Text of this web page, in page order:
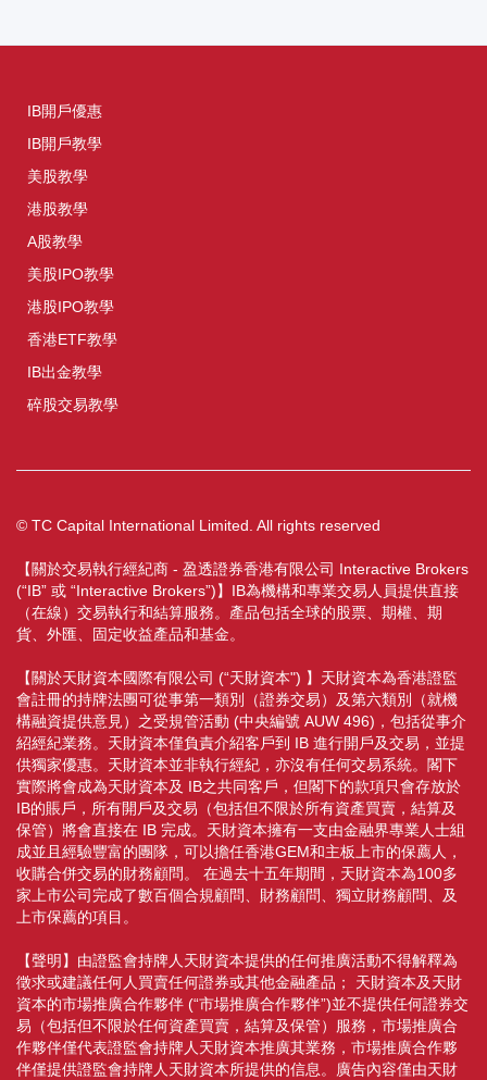
IB開戶優惠
IB開戶教學
美股教學
港股教學
A股教學
美股IPO教學
港股IPO教學
香港ETF教學
IB出金教學
碎股交易教學
© TC Capital International Limited. All rights reserved
【關於交易執行經紀商 - 盈透證券香港有限公司 Interactive Brokers
(“IB” 或 “Interactive Brokers”)】IB為機構和專業交易人員提供直接
（在線）交易執行和結算服務。產品包括全球的股票、期權、期
貨、外匯、固定收益產品和基金。
【關於天財資本國際有限公司 (“天財資本") 】天財資本為香港證監
會註冊的持牌法團可從事第一類別（證券交易）及第六類別（就機
構融資提供意見）之受規管活動 (中央編號 AUW 496)，包括從事介
紹經紀業務。天財資本僅負責介紹客戶到 IB 進行開戶及交易，並提
供獨家優惠。天財資本並非執行經紀，亦沒有任何交易系統。閣下
實際將會成為天財資本及 IB之共同客戶，但閣下的款項只會存放於
IB的賬戶，所有開戶及交易（包括但不限於所有資產買賣，結算及
保管）將會直接在 IB 完成。天財資本擁有一支由金融界專業人士組
成並且經驗豐富的團隊，可以擔任香港GEM和主板上市的保薦人，
收購合併交易的財務顧問。 在過去十五年期間，天財資本為100多
家上市公司完成了數百個合規顧問、財務顧問、獨立財務顧問、及
上市保薦的項目。
【聲明】由證監會持牌人天財資本提供的任何推廣活動不得解釋為
徵求或建議任何人買賣任何證券或其他金融產品； 天財資本及天財
資本的市場推廣合作夥伴 (“市場推廣合作夥伴”)並不提供任何證券交
易（包括但不限於任何資產買賣，結算及保管）服務，市場推廣合
作夥伴僅代表證監會持牌人天財資本推廣其業務，市場推廣合作夥
伴僅提供證監會持牌人天財資本所提供的信息。廣告內容僅由天財